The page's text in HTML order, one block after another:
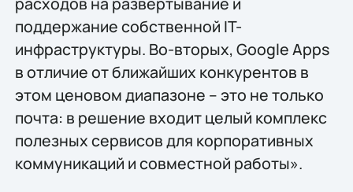
поддержание собственной IT-
инфраструктуры. Во-вторых, Google Apps
в отличие от ближайших конкурентов в
этом ценовом диапазоне – это не только
почта: в решение входит целый комплекс
полезных сервисов для корпоративных
коммуникаций и совместной работы».